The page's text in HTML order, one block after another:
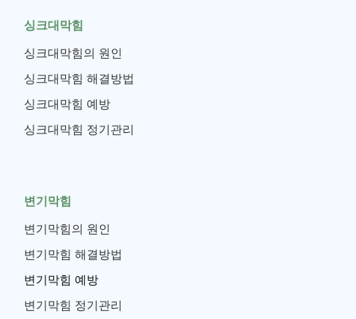
싱크대막힘
싱크대막힘의 원인
싱크대막힘 해결방법
싱크대막힘 예방
싱크대막힘 정기관리
변기막힘
변기막힘의 원인
변기막힘 해결방법
변기막힘 예방
변기막힘 정기관리